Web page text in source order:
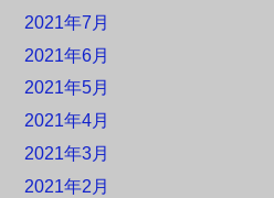
2021年7月
2021年6月
2021年5月
2021年4月
2021年3月
2021年2月